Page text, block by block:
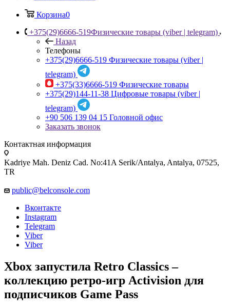
Корзина0
+375(29)6666-519Физические товары (viber | telegram)
Назад
Телефоны
+375(29)6666-519 Физические товары (viber |
telegram)
+375(33)6666-519 Физические товары
+375(29)144-11-38 Цифровые товары (viber |
telegram)
+90 506 139 04 15 Головной офис
Заказать звонок
Контактная информация
Kadriye Mah. Deniz Cad. No:41A Serik/Antalya, Antalya, 07525,
TR
public@belconsole.com
Вконтакте
Instagram
Telegram
Viber
Viber
Xbox запустила Retro Classics –
коллекцию ретро-игр Activision для
подписчиков Game Pass